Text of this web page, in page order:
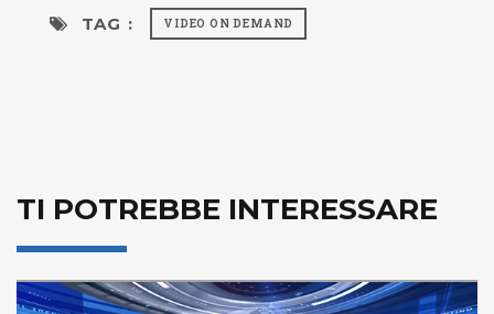
TAG : VIDEO ON DEMAND
TI POTREBBE INTERESSARE